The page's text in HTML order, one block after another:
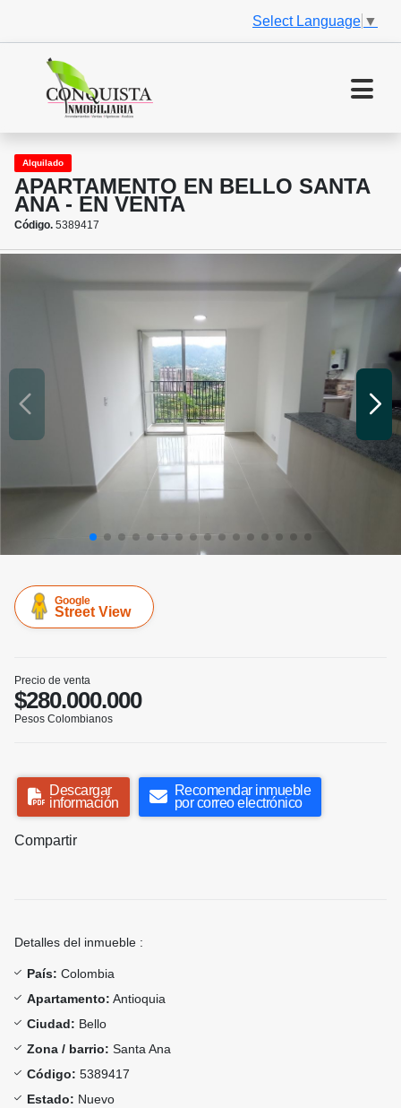
Select Language ▼
Alquilado
APARTAMENTO EN BELLO SANTA
ANA - EN VENTA
Código. 5389417
Google
Street View
Precio de venta
$280.000.000
Pesos Colombianos
Descargar
información
Recomendar inmueble
por correo electrónico
Compartir
Detalles del inmueble :
País: Colombia
Apartamento: Antioquia
Ciudad: Bello
Zona / barrio: Santa Ana
Código: 5389417
Estado: Nuevo